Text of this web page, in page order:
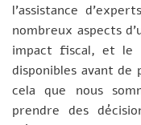
l’assistance
nombreux aspects
impact fiscal, et le
disponibles avant de
cela que nous
prendre des